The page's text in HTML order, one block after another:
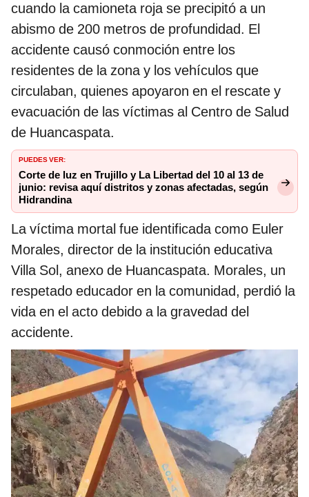
cuando la camioneta roja se precipitó a un
abismo de 200 metros de profundidad. El
accidente causó conmoción entre los
residentes de la zona y los vehículos que
circulaban, quienes apoyaron en el rescate y
evacuación de las víctimas al Centro de Salud
de Huancaspata.
PUEDES VER:
Corte de luz en Trujillo y La Libertad del 10 al 13 de
junio: revisa aquí distritos y zonas afectadas, según
Hidrandina
La víctima mortal fue identificada como Euler
Morales, director de la institución educativa
Villa Sol, anexo de Huancaspata. Morales, un
respetado educador en la comunidad, perdió la
vida en el acto debido a la gravedad del
accidente.